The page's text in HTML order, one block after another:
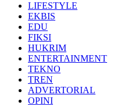
LIFESTYLE
EKBIS
EDU
FIKSI
HUKRIM
ENTERTAINMENT
TEKNO
TREN
ADVERTORIAL
OPINI